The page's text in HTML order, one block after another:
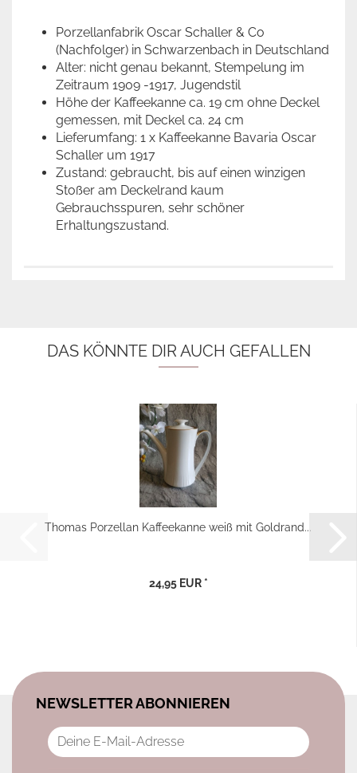
Porzellanfabrik Oscar Schaller & Co
(Nachfolger) in Schwarzenbach in Deutschland
Alter: nicht genau bekannt, Stempelung im
Zeitraum 1909 -1917, Jugendstil
Höhe der Kaffeekanne ca. 19 cm ohne Deckel
gemessen, mit Deckel ca. 24 cm
Lieferumfang: 1 x Kaffeekanne Bavaria Oscar
Schaller um 1917
Zustand: gebraucht, bis auf einen winzigen
Stoßer am Deckelrand kaum
Gebrauchsspuren, sehr schöner
Erhaltungszustand.
DAS KÖNNTE DIR AUCH GEFALLEN
Thomas Porzellan Kaffeekanne weiß mit Goldrand...
24,95 EUR *
NEWSLETTER ABONNIEREN